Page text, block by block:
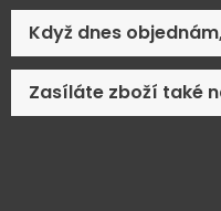
Když dnes
Zasíláte zboží také